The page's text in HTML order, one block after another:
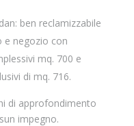
ben reclamizzabile
e negozio con
mq. 700 e
di mq. 716.
di approfondimento
impegno.